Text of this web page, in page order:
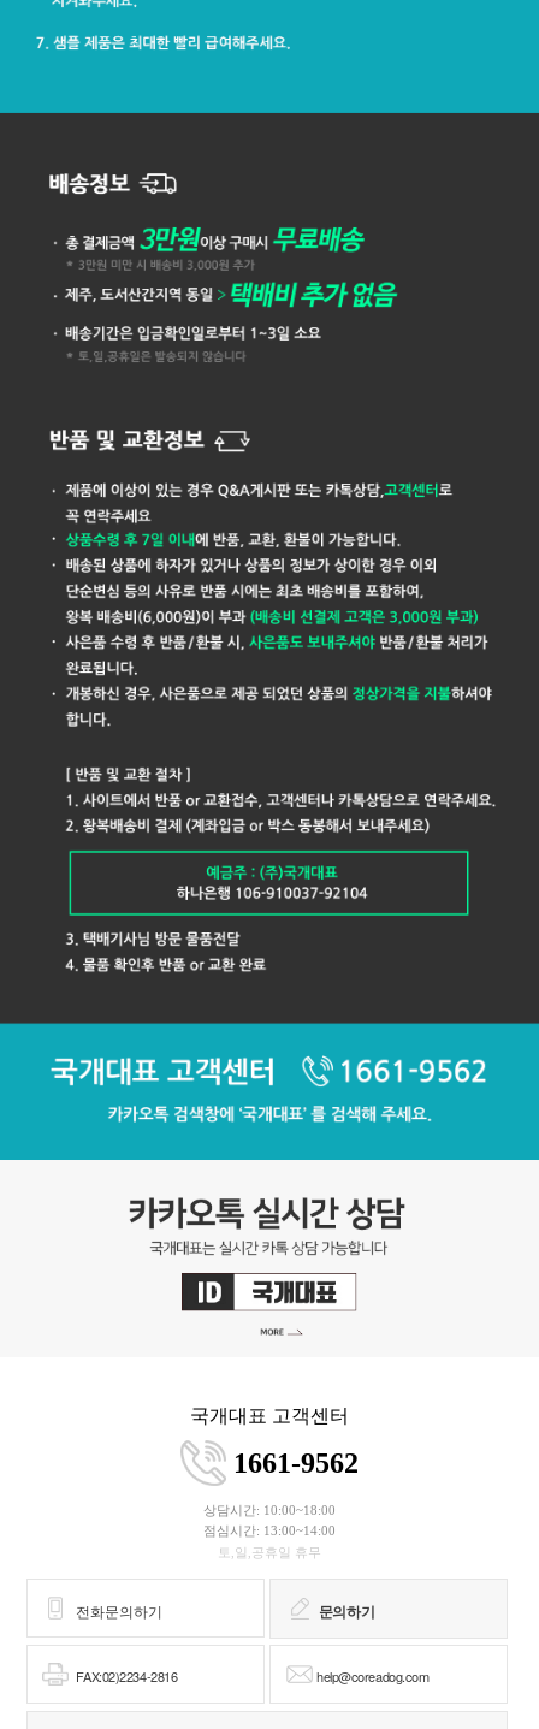
국개대표 고객센터
1661-9562
상담시간: 10:00~18:00
점심시간: 13:00~14:00
토,일,공휴일 휴무
전화문의하기 문의하기
FAX:02)2234-2816 help@coreadog.com